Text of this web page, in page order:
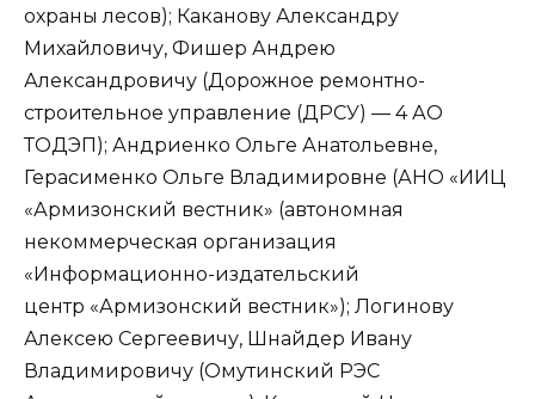
охраны лесов); Каканову Александру
Михайловичу, Фишер Андрею
Александровичу (Дорожное ремонтно-
строительное управление (ДРСУ) — 4 АО
ТОДЭП); Андриенко Ольге Анатольевне,
Герасименко Ольге Владимировне (АНО «ИИЦ
«Армизонский вестник» (автономная
некоммерческая организация
«Информационно-издательский
центр «Армизонский вестник»); Логинову
Алексею Сергеевичу, Шнайдер Ивану
Владимировичу (Омутинский РЭС